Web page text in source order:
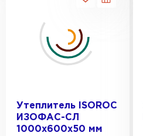
Утеплитель ISOROC
ИЗОФАС-СЛ
1000х600х50 мм